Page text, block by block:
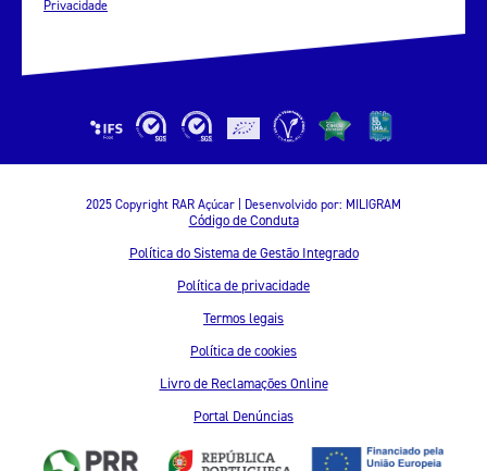
Privacidade
2025 Copyright RAR Açúcar | Desenvolvido por: MILIGRAM
Código de Conduta
Política do Sistema de Gestão Integrado
Política de privacidade
Termos legais
Política de cookies
Livro de Reclamações Online
Portal Denúncias